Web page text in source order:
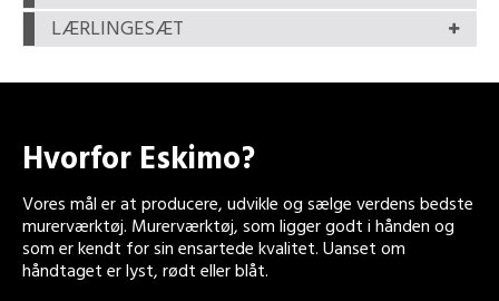
LÆRLINGESÆT
Hvorfor Eskimo?
Vores mål er at producere, udvikle og sælge verdens bedste
murerværktøj. Murerværktøj, som ligger godt i hånden og
som er kendt for sin ensartede kvalitet. Uanset om
håndtaget er lyst, rødt eller blåt.